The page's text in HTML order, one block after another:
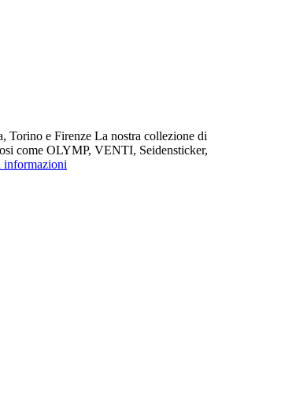
Torino e Firenze La nostra collezione di
come OLYMP, VENTI, Seidensticker,